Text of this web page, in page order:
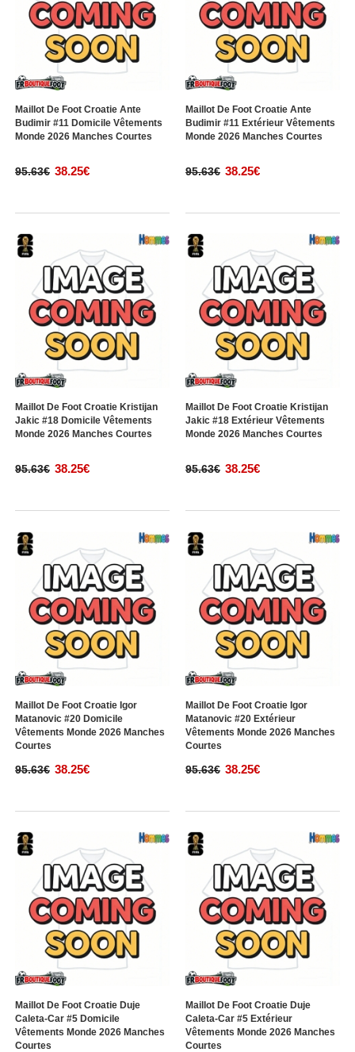
Maillot De Foot Croatie Ante
Budimir #11 Domicile Vêtements
Monde 2026 Manches Courtes
95.63€ 38.25€
Maillot De Foot Croatie Ante
Budimir #11 Extérieur Vêtements
Monde 2026 Manches Courtes
95.63€ 38.25€
Maillot De Foot Croatie Kristijan
Jakic #18 Domicile Vêtements
Monde 2026 Manches Courtes
95.63€ 38.25€
Maillot De Foot Croatie Kristijan
Jakic #18 Extérieur Vêtements
Monde 2026 Manches Courtes
95.63€ 38.25€
Maillot De Foot Croatie Igor
Matanovic #20 Domicile
Vêtements Monde 2026 Manches
Courtes
95.63€ 38.25€
Maillot De Foot Croatie Igor
Matanovic #20 Extérieur
Vêtements Monde 2026 Manches
Courtes
95.63€ 38.25€
Maillot De Foot Croatie Duje
Caleta-Car #5 Domicile
Vêtements Monde 2026 Manches
Courtes
Maillot De Foot Croatie Duje
Caleta-Car #5 Extérieur
Vêtements Monde 2026 Manches
Courtes